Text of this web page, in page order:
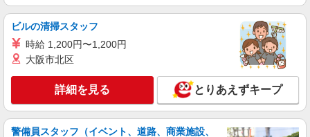
最寄り：田川伊田駅
詳細を見る
株式会社kotrio /●FK-H-2086391
＜田川市＞小さなデイサービスSTAFF募集≪
週3勤務≫≪夕方退社≫
時給1450円〜2062円 ＜日払い有/週払い有/交
ビルの清掃スタッフ
時給 1,200円〜1,200円
大阪市北区
詳細を見る とりあえずキープ
警備員スタッフ（イベント、道路、商業施設、